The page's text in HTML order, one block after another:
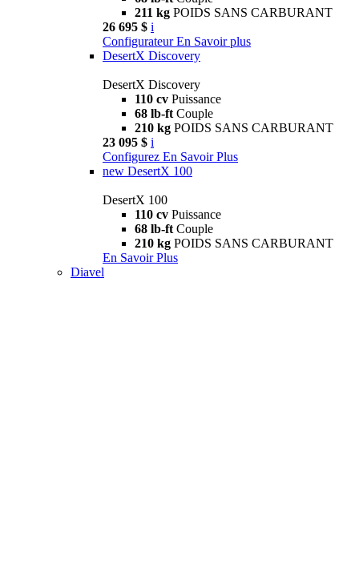
211 kg POIDS SANS CARBURANT
26 695 $ i
Configurateur En Savoir plus
DesertX Discovery
DesertX Discovery
110 cv Puissance
68 lb-ft Couple
210 kg POIDS SANS CARBURANT
23 095 $ i
Configurez En Savoir Plus
new DesertX 100
DesertX 100
110 cv Puissance
68 lb-ft Couple
210 kg POIDS SANS CARBURANT
En Savoir Plus
Diavel